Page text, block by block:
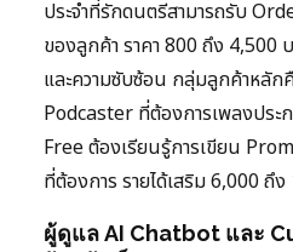
ประจำที่รักดนตรีสามารถรับ
ของลูกค้า ราคา 800 ถึง 4,500
และความซับซ้อน กลุ่มลูกค้าหลั
Podcaster ที่ต้องการเพลงปร
Free ต้องเรียนรู้การเขียน
ที่ต้องการ รายได้เสริม 6,000 ถึ
ผู้ดูแล AI Chatbot และ